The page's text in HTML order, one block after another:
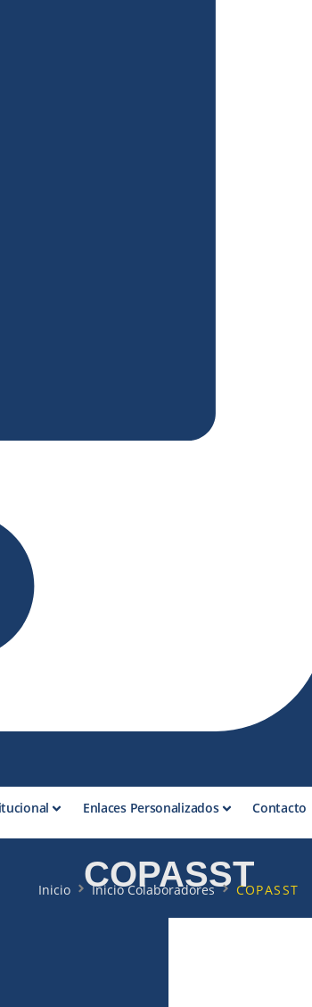
Enlaces Personalizados Contacto
COPASST
Inicio Inicio Colaboradores COPASST